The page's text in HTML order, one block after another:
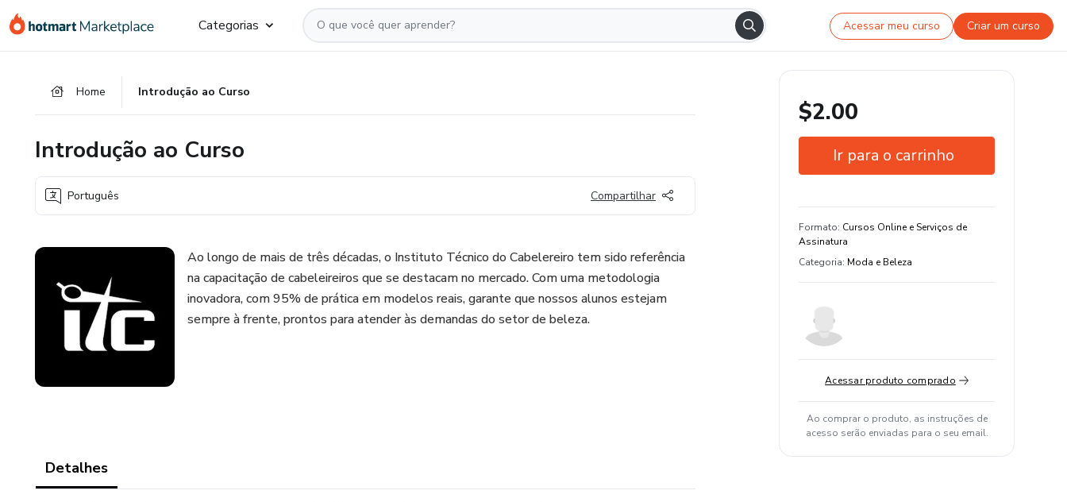
para
para
para
Categorias Acessar meu curso Criar um curso
Home Introdução ao Curso
Introdução ao Curso
Português Compartilhar
Ao longo de mais de três décadas, o Instituto Técnico do Cabelereiro tem sido referência
na capacitação de cabeleireiros que se destacam no mercado. Com uma metodologia
inovadora, com 95% de prática em modelos reais, garante que nossos alunos estejam
sempre à frente, prontos para atender às demandas do setor de beleza.
Detalhes
$2.00
Ir para o carrinho
Estude do seu jeito e em qualquer
dispositivo
Formato: Cursos Online e Serviços de
Assinatura
Categoria: Moda e Beleza
Acessar produto comprado
Ao comprar o produto, as instruções de
acesso serão enviadas para o seu email.